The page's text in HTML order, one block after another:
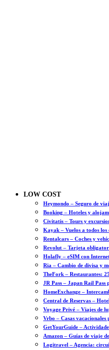
LOW COST
Heymondo – Seguro de
Booking – Hoteles y
Civitatis – Tours y
Kayak – Vuelos a todos los
Rentalcars – Coches y
Revolut – Tarjeta
Holafly – eSIM con
Ria – Cambio de divisa y
TheFork – Restaurantes:
JR Pass – Japan Rail Pass
HomeExchange –
Central de Reservas –
Voyage Privé – Viajes de
Vrbo – Casas
GetYourGuide –
Amazon – Guías de viaje
Logitravel – Agencia: